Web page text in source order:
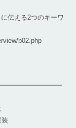
伝える2つのキーワ
b02.php